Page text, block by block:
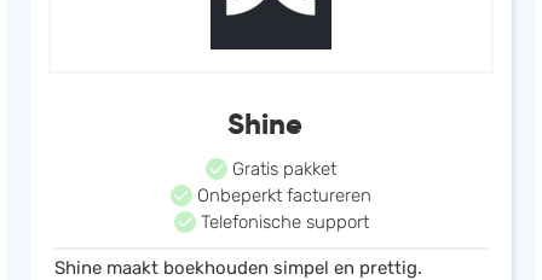
Shine
Gratis pakket
Onbeperkt factureren
Telefonische support
Shine maakt boekhouden simpel en prettig.